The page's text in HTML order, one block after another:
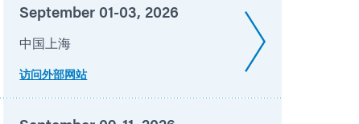
September 01-03, 2026
中国上海
访问外部网站